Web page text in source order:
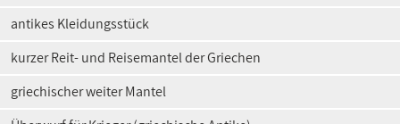
antikes Kleidungsstück
kurzer Reit- und Reisemantel der Griechen
griechischer weiter Mantel